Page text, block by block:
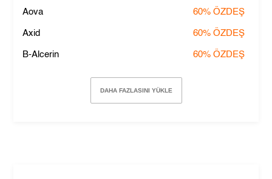
Aova 60% ÖZDEŞ
Axid 60% ÖZDEŞ
B-Alcerin 60% ÖZDEŞ
DAHA FAZLASINI YÜKLE